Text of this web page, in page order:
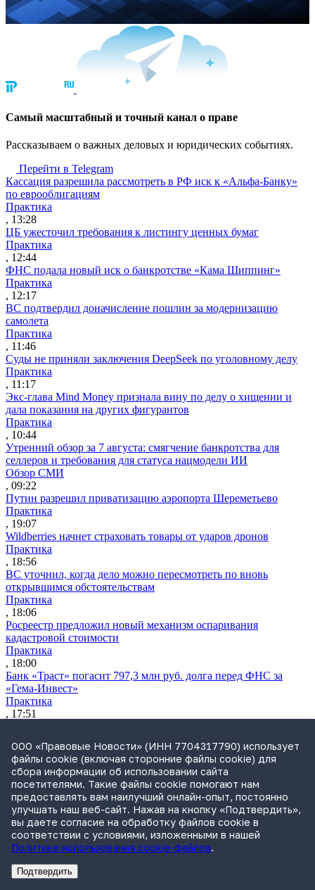
Cамый масштабный и точный канал о праве
Рассказываем о важных деловых и юридических событиях.
Перейти в Telegram
Кассация разрешила рассмотреть в РФ иск к «Альфа-Банку»
по еврооблигациям
Практика
, 13:28
ЦБ ужесточил требования к листингу ценных бумаг
Практика
, 12:44
ФНС подала новый иск о банкротстве «Кама Шиппинг»
Практика
, 12:17
ВС подтвердил доначисление пошлин за модернизацию
самолета
Практика
, 11:46
Суды не приняли заключения DeepSeek по уголовному делу
Практика
, 11:17
Экс-глава Mind Money признала вину по делу о хищении и
дала показания на других фигурантов
Практика
, 10:44
Утренний обзор за 7 августа: смягчение банкротства для
селлеров и требования для статуса нацмодели ИИ
Обзор СМИ
, 09:22
Путин разрешил приватизацию аэропорта Шереметьево
Практика
, 19:07
Wildberries начнет страховать товары от ударов дронов
Практика
, 18:56
ВС уточнил, когда дело можно пересмотреть по вновь
открывшимся обстоятельствам
Практика
, 18:06
Росреестр предложил новый механизм оспаривания
кадастровой стоимости
Практика
, 18:00
Банк «Траст» погасит 797,3 млн руб. долга перед ФНС за
«Гема-Инвест»
Практика
, 17:51
Практика
, 16:26
Аптечная сеть «36,6» выкупила 83 аптеки «Диалога»
Практика
, 16:25
Экс-главу АСВ объявили в розыск по делу о хищении более 4
млрд руб.
Практика
, 15:55
СИП поддержал Роспатент в споре об обозначении
«Нетдолгофф»
РекламаАдвокатское бюро Санкт-Петербурга «Вертикаль» ИНН 7841290773
ООО «Правовые Новости» (ИНН 7704317790) использует
файлы cookie (включая сторонние файлы cookie) для
сбора информации об использовании сайта
посетителями. Такие файлы cookie помогают нам
предоставлять вам наилучший онлайн-опыт, постоянно
улучшать наш веб-сайт. Нажав на кнопку «Подтвердить»,
вы даете согласие на обработку файлов cookie в
соответствии с условиями, изложенными в нашей
Политике использования cookie-файлов.
Подтвердить